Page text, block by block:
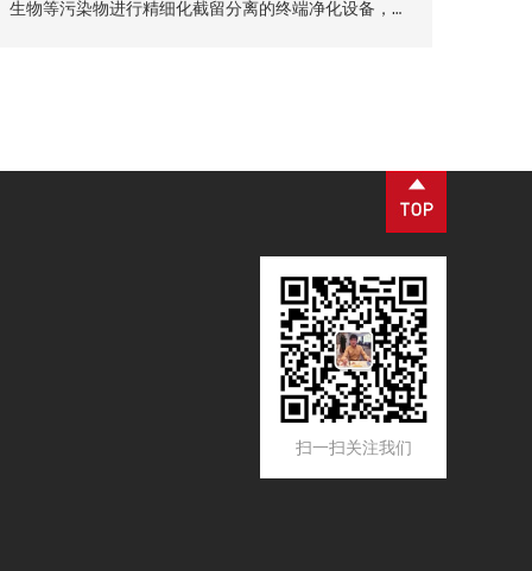
生物等污染物进行精细化截留分离的终端净化设备，广
扫一扫关注我们